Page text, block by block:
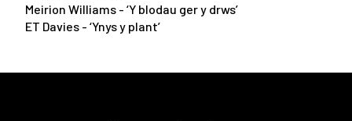
Meirion Williams - ‘Y blodau ger y drws’
ET Davies - ‘Ynys y plant’